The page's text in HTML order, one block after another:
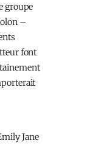
groupe
–
font
Jane